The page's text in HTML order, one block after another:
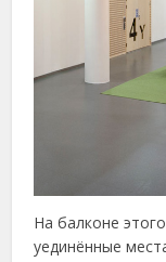
На балконе
уединённые